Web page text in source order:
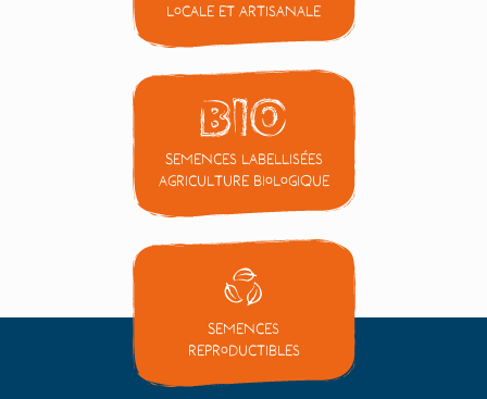
locale et artisanale
Semences labellisées
Agriculture Biologique
Semences
reproductibles